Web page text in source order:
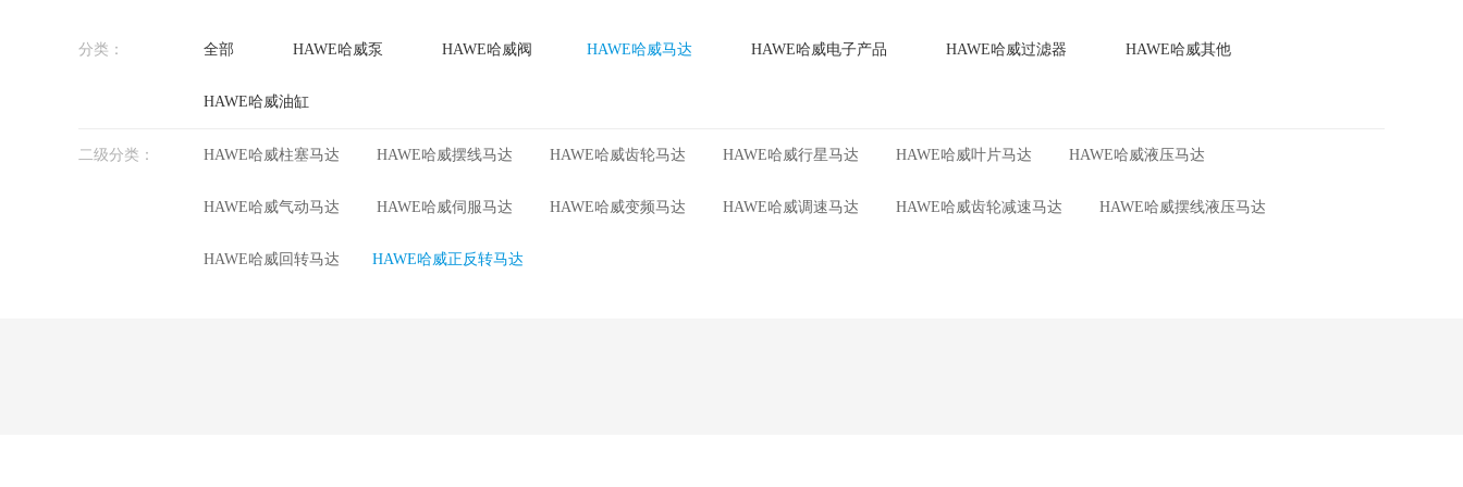
分类： 全部 HAWE哈威泵 HAWE哈威阀 HAWE哈威马达 HAWE哈威电子产品 HAWE哈威过滤器 HAWE哈威其他
HAWE哈威油缸
二级分类： HAWE哈威柱塞马达 HAWE哈威摆线马达 HAWE哈威齿轮马达 HAWE哈威行星马达 HAWE哈威叶片马达 HAWE哈威液压马达
HAWE哈威气动马达 HAWE哈威伺服马达 HAWE哈威变频马达 HAWE哈威调速马达 HAWE哈威齿轮减速马达 HAWE哈威摆线液压马达
HAWE哈威回转马达 HAWE哈威正反转马达